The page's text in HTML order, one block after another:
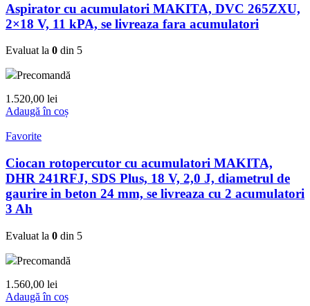
Aspirator cu acumulatori MAKITA, DVC 265ZXU,
2×18 V, 11 kPA, se livreaza fara acumulatori
Evaluat la 0 din 5
Precomandă
1.520,00 lei
Adaugă în coș
Favorite
Ciocan rotopercutor cu acumulatori MAKITA,
DHR 241RFJ, SDS Plus, 18 V, 2,0 J, diametrul de
gaurire in beton 24 mm, se livreaza cu 2 acumulatori
3 Ah
Evaluat la 0 din 5
Precomandă
1.560,00 lei
Adaugă în coș